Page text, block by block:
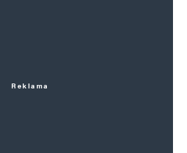
Reklama